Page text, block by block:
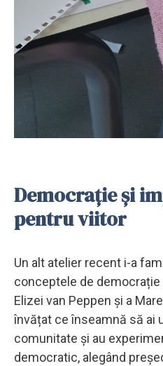
Democrație și
pentru viitor
Un alt atelier recent i-a
conceptele de democrație
Elizei van Peppen și a
învățat ce înseamnă să ai
comunitate și au
democratic, alegând